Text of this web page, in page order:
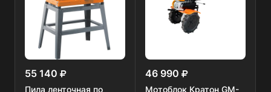
55 140
Пила ленточная по
46 990
Мотоблок Кратон GM-